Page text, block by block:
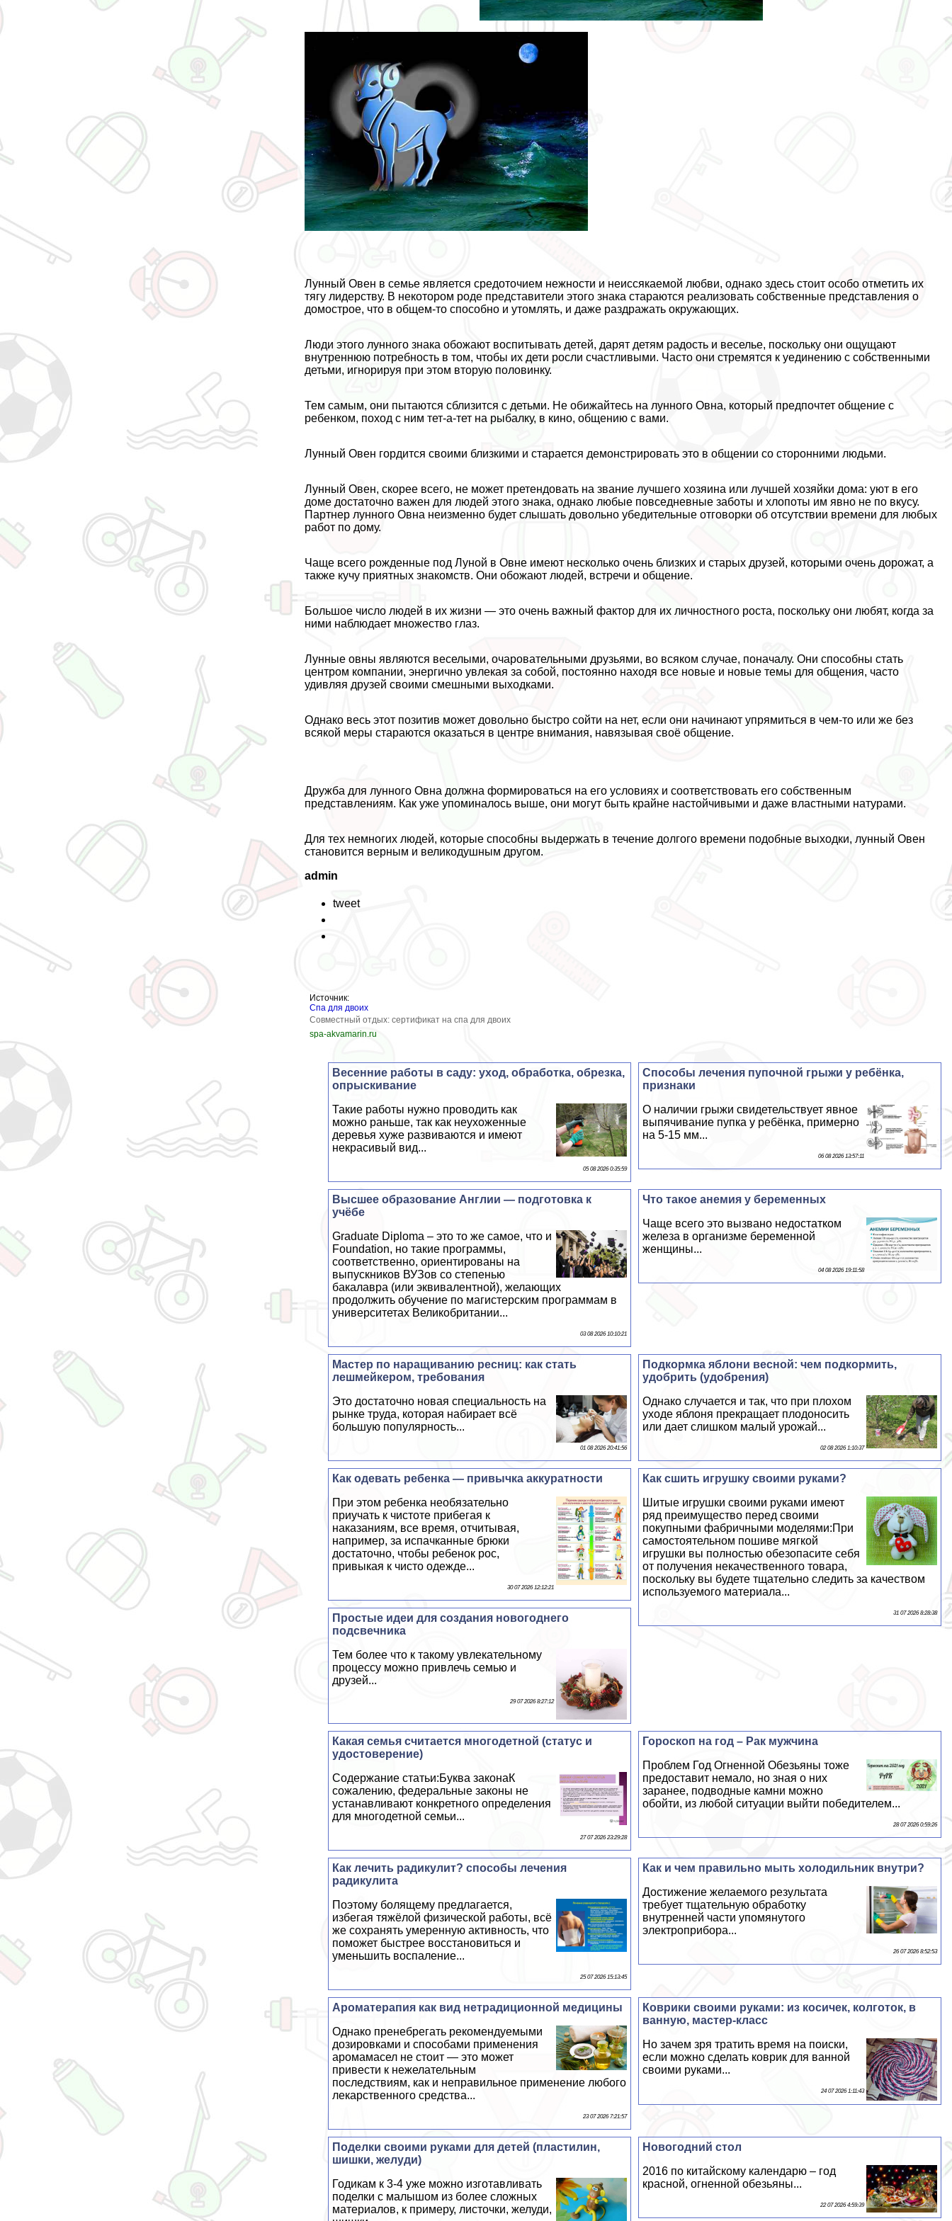
Источник:
Спа для двоих
Совместный отдых: сертификат на спа для двоих
spa-akvamarin.ru
Лунный Овен в семье является средоточием нежности и неиссякаемой любви, однако здесь стоит особо отметить их
тягу лидерству. В некотором роде представители этого знака стараются реализовать собственные представления о
домострое, что в общем-то способно и утомлять, и даже раздражать окружающих.
Люди этого лунного знака обожают воспитывать детей, дарят детям радость и веселье, поскольку они ощущают
внутреннюю потребность в том, чтобы их дети росли счастливыми. Часто они стремятся к уединению с собственными
детьми, игнорируя при этом вторую половинку.
Тем самым, они пытаются сблизится с детьми. Не обижайтесь на лунного Овна, который предпочтет общение с
ребенком, поход с ним тет-а-тет на рыбалку, в кино, общению с вами.
Лунный Овен гордится своими близкими и старается демонстрировать это в общении со сторонними людьми.
Лунный Овен, скорее всего, не может претендовать на звание лучшего хозяина или лучшей хозяйки дома: уют в его
доме достаточно важен для людей этого знака, однако любые повседневные заботы и хлопоты им явно не по вкусу.
Партнер лунного Овна неизменно будет слышать довольно убедительные отговорки об отсутствии времени для любых
работ по дому.
Чаще всего рожденные под Луной в Овне имеют несколько очень близких и старых друзей, которыми очень дорожат, а
также кучу приятных знакомств. Они обожают людей, встречи и общение.
Большое число людей в их жизни — это очень важный фактор для их личностного роста, поскольку они любят, когда за
ними наблюдает множество глаз.
Лунные овны являются веселыми, очаровательными друзьями, во всяком случае, поначалу. Они способны стать
центром компании, энергично увлекая за собой, постоянно находя все новые и новые темы для общения, часто
удивляя друзей своими смешными выходками.
Однако весь этот позитив может довольно быстро сойти на нет, если они начинают упрямиться в чем-то или же без
всякой меры стараются оказаться в центре внимания, навязывая своё общение.
Дружба для лунного Овна должна формироваться на его условиях и соответствовать его собственным
представлениям. Как уже упоминалось выше, они могут быть крайне настойчивыми и даже властными натурами.
Для тех немногих людей, которые способны выдержать в течение долгого времени подобные выходки, лунный Овен
становится верным и великодушным другом.
admin
tweet
Способы лечения пупочной грыжи у ребёнка,
признаки
О наличии грыжи свидетельствует явное
выпячивание пупка у ребёнка, примерно
на 5-15 мм...
06 08 2026 13:57:11
Весенние работы в саду: уход, обработка, обрезка,
опрыскивание
Такие работы нужно проводить как
можно раньше, так как неухоженные
деревья хуже развиваются и имеют
некрасивый вид...
05 08 2026 0:35:59
Что такое анемия у беременных
Чаще всего это вызвано недостатком
железа в организме беременной
женщины...
04 08 2026 19:11:58
Высшее образование Англии — подготовка к
учёбе
Graduate Diploma – это то же самое, что и
Foundation, но такие программы,
соответственно, ориентированы на
выпускников ВУЗов со степенью
бакалавра (или эквивалентной), желающих
продолжить обучение по магистерским программам в
университетах Великобритании...
03 08 2026 10:10:21
Подкормка яблони весной: чем подкормить,
удобрить (удобрения)
Однако случается и так, что при плохом
уходе яблоня прекращает плодоносить
или дает слишком малый урожай...
02 08 2026 1:10:37
Мастер по наращиванию ресниц: как стать
лешмейкером, требования
Это достаточно новая специальность на
рынке труда, которая набирает всё
большую популярность...
01 08 2026 20:41:56
Как сшить игрушку своими руками?
Шитые игрушки своими руками имеют
ряд преимущество перед своими
покупными фабричными моделями:При
самостоятельном пошиве мягкой
игрушки вы полностью обезопасите себя
от получения некачественного товара,
поскольку вы будете тщательно следить за качеством
используемого материала...
31 07 2026 8:28:38
Как одевать ребенка — привычка аккуратности
При этом ребенка необязательно
приучать к чистоте прибегая к
наказаниям, все время, отчитывая,
например, за испачканные брюки
достаточно, чтобы ребенок рос,
привыкая к чисто одежде...
30 07 2026 12:12:21
Простые идеи для создания новогоднего
подсвечника
Тем более что к такому увлекательному
процессу можно привлечь семью и
друзей...
29 07 2026 8:27:12
Гороскоп на год – Paк мужчина
Проблем Год Огненной Обезьяны тоже
предоставит немало, но зная о них
заранее, подводные камни можно
обойти, из любой ситуации выйти победителем...
28 07 2026 0:59:26
Какая семья считается многодетной (статус и
удостоверение)
Содержание статьи:Буква законаК
сожалению, федеральные законы не
устанавливают конкретного определения
для многодетной семьи...
27 07 2026 23:29:28
Как и чем правильно мыть холодильник внутри?
Достижение желаемого результата
требует тщательную обработку
внутренней части упомянутого
электроприбора...
26 07 2026 8:52:53
Как лечить радикулит? способы лечения
радикулита
Поэтому болящему предлагается,
избегая тяжёлой физической работы, всё
же сохранять умеренную активность, что
поможет быстрее восстановиться и
уменьшить воспаление...
25 07 2026 15:13:45
Коврики своими руками: из косичек, колготок, в
ванную, мастер-класс
Но зачем зря тратить время на поиски,
если можно сделать коврик для ванной
своими руками...
24 07 2026 1:11:43
Ароматерапия как вид нетрадиционной медицины
Однако пренебрегать рекомендуемыми
дозировками и способами применения
аромамасел не стоит — это может
привести к нежелательным
последствиям, как и неправильное применение любого
лекарственного средства...
23 07 2026 7:21:57
Новогодний стол
2016 по китайскому календарю – год
красной, огненной обезьяны...
22 07 2026 4:59:39
Поделки своими руками для детей (пластилин,
шишки, желуди)
Годикам к 3-4 уже можно изготавливать
поделки с малышом из более сложных
материалов, к примеру, листочки, желуди,